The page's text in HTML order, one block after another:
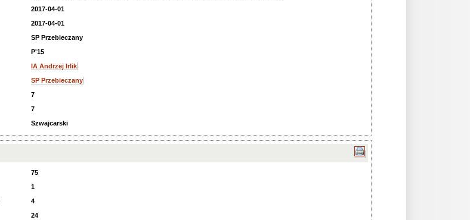
2017-04-01
2017-04-01
SP Przebieczany
P'15
IA Andrzej Irlik
SP Przebieczany
7
7
Szwajcarski
75
1
4
24